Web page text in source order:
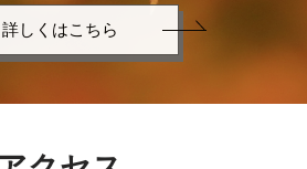
詳しくはこちら